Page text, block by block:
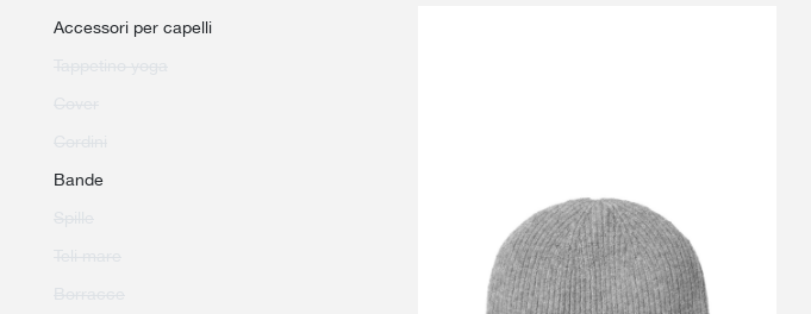
accessori per capelli
bande